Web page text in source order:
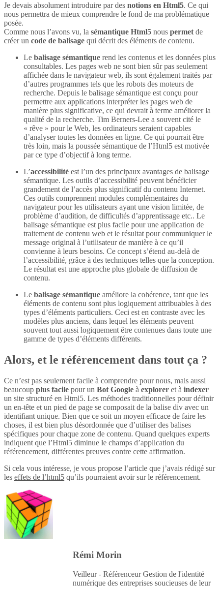
Je devais absolument introduire par des notions en Html5. Ce qui
nous permettra de mieux comprendre le fond de ma problématique
posée.
Comme nous l’avons vu, la sémantique Html5 nous permet de
créer un code de balisage qui décrit des éléments de contenu.
Le balisage sémantique rend les contenus et les données plus
consultables. Les pages web ne sont bien sûr pas seulement
affichée dans le navigateur web, ils sont également traités par
d’autres programmes tels que les robots des moteurs de
recherche. Depuis le balisage sémantique est conçu pour
permettre aux applications interpréter les pages web de
manière plus significative, ce qui devrait à terme améliorer la
qualité de la recherche. Tim Berners-Lee a souvent cité le
« rêve » pour le Web, les ordinateurs seraient capables
d’analyser toutes les données en ligne. Ce qui pourrait être
très loin, mais la poussée sémantique de l’Html5 est motivée
par ce type d’objectif à long terme.
L’accessibilité est l’un des principaux avantages de balisage
sémantique. Les outils d’accessibilité peuvent bénéficier
grandement de l’accès plus significatif du contenu Internet.
Ces outils comprennent modules complémentaires du
navigateur pour les utilisateurs ayant une vision limitée, de
problème d’audition, de difficultés d’apprentissage etc.. Le
balisage sémantique est plus facile pour une application de
traitement de contenu web et le résultat pour communiquer le
message original à l’utilisateur de manière à ce qu’il
convienne à leurs besoins. Ce concept s’étend au-delà de
l’accessibilité, grâce à des techniques telles que la conception.
Le résultat est une approche plus globale de diffusion de
contenu.
Le balisage sémantique améliore la cohérence, tant que les
éléments de contenu sont plus logiquement attribuables à des
types d’éléments particuliers. Ceci est en contraste avec les
modèles plus anciens, dans lequel les éléments peuvent
souvent tout aussi logiquement être contenues dans toute une
gamme de types d’éléments différents.
Alors, et le référencement dans tout ça ?
Ce n’est pas seulement facile à comprendre pour nous, mais aussi
beaucoup plus facile pour un Bot Google à explorer et à indexer
un site structuré en Html5. Les méthodes traditionnelles pour définir
un en-tête et un pied de page se composait de la balise div avec un
identifiant unique. Bien que ce soit un moyen efficace de faire les
choses, il est bien plus désordonnée que d’utiliser des balises
spécifiques pour chaque zone de contenu. Quand quelques experts
indiquent que l’Html5 diminue le champs d’application du
référencement, différentes preuves contre cette affirmation.
Si cela vous intéresse, je vous propose l’article que j’avais rédigé sur
les effets de l’html5 qu’ils pourraient avoir sur le référencement.
Rémi Morin
Veilleur - Référenceur Gestion de l'identité
numérique des entreprises soucieuses de leur